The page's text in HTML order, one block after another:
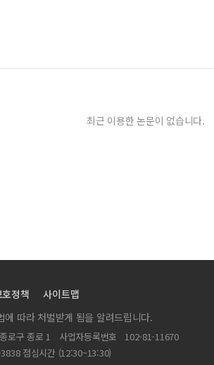
최근 이용한 논문이 없습니다.
정책
사이트맵
따라 처벌받게 됨을 알려드립니다.
로구 종로 1 사업자등록번호
102-81-11670
점심시간 (12:30~13:30)